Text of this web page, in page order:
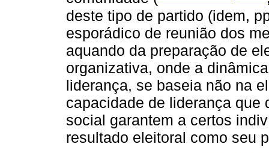
deste tipo de partido (idem,
esporádico de reunião dos
aquando da preparação de
organizativa, onde a
liderança, se baseia não na
capacidade de liderança
social garantem a certos
resultado eleitoral como seu